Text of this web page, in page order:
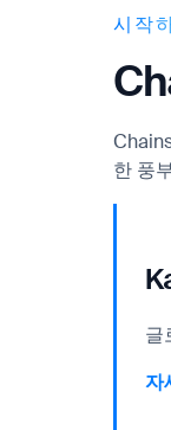
시작
한 풍
글
자